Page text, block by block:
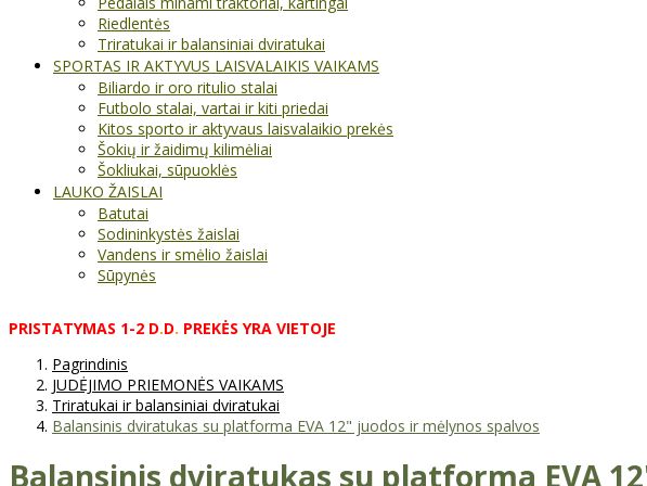
Riedlentės
Triratukai ir balansiniai dviratukai
SPORTAS IR AKTYVUS LAISVALAIKIS VAIKAMS
Biliardo ir oro ritulio stalai
Futbolo stalai, vartai ir kiti priedai
Kitos sporto ir aktyvaus laisvalaikio prekės
Šokių ir žaidimų kilimėliai
Šokliukai, sūpuoklės
LAUKO ŽAISLAI
Batutai
Sodininkystės žaislai
Vandens ir smėlio žaislai
Sūpynės
PRISTATYMAS 1-2 D.D. PREKĖS YRA VIETOJE
Pagrindinis
JUDĖJIMO PRIEMONĖS VAIKAMS
Triratukai ir balansiniai dviratukai
Balansinis dviratukas su platforma EVA 12" juodos ir mėlynos spalvos
Balansinis dviratukas su platforma EVA